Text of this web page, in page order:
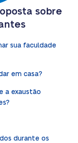
sobre
sua faculdade
em casa?
a exaustão
durante os